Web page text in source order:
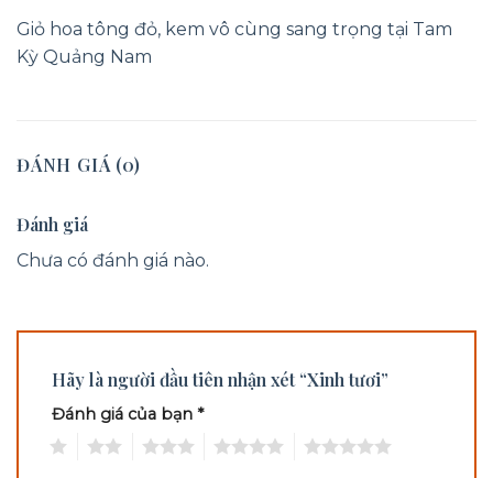
Giỏ hoa tông đỏ, kem vô cùng sang trọng tại Tam
Kỳ Quảng Nam
ĐÁNH GIÁ (0)
Đánh giá
Chưa có đánh giá nào.
Hãy là người đầu tiên nhận xét “Xinh tươi”
Đánh giá của bạn *